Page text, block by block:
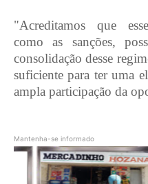
"Acreditamos que
como as sanções,
consolidação desse
suficiente para ter uma
ampla participação da
Mantenha-se informado